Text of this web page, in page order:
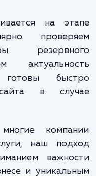
сайта
мы
вашим
места